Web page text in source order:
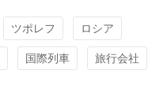
ツポレフ ロシア
国際列車 旅行会社